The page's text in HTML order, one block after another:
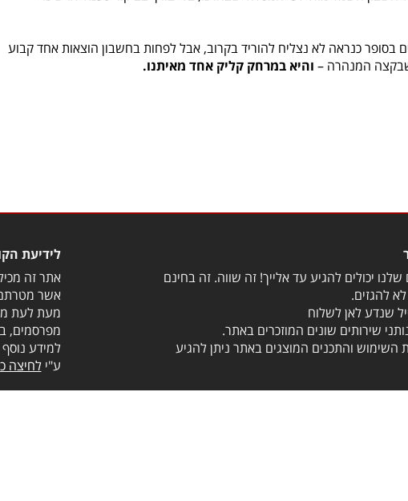
בסופר כנראה לא נצליח להוריד בקרוב, אבל לפחות בחשבון הוצאות אחד קבוע
המנהרה – והיא במרחק קליק אחד מאיתנו.
שלנו יכולים להגיע עד אלייך! זה שווה. זה בחינם
להגזים.
שנדע לאן לשלוח
שירותים שונים המוזכרים באתר.
השימוש והתכנים המוצגים באתר ניתן להגיע
לידיעת
אתר זה
אשר מטרתם
מעת לעת
מפרסמים,
למידע
ע"ילחיצה